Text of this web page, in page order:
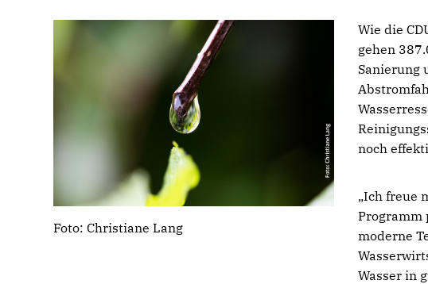
Foto: Christiane Lang
Wie die
gehen
Sanierung
noch
Ich freue
Programm
moderne
Wasser in